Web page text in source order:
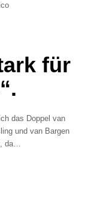
für
das Doppel van
und van Bargen
da…